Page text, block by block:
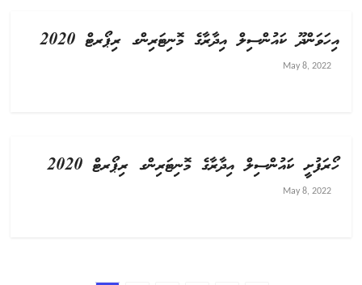
އިހަވަންދޫ ކައުންސިލް އިދާރާގެ މޮނިޓަރިންގ ރިޕޯރޓް 2020
May 8, 2022
ހޯރަފުށީ ކައުންސިލް އިދާރާގެ މޮނިޓަރިންގ ރިޕޯރޓް 2020
May 8, 2022